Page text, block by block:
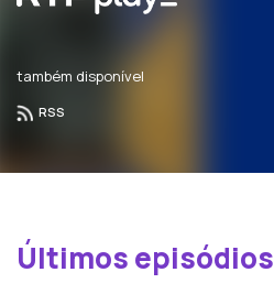
também disponível
RSS
Últimos episódios